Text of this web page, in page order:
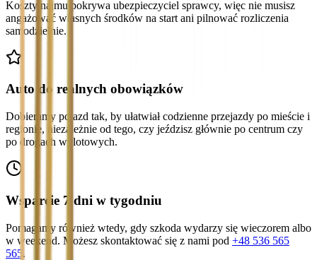
Koszty najmu pokrywa ubezpieczyciel sprawcy, więc nie musisz
angażować własnych środków na start ani pilnować rozliczenia
samodzielnie.
Auto do realnych obowiązków
Dobieramy pojazd tak, by ułatwiał codzienne przejazdy po mieście i
regionie, niezależnie od tego, czy jeździsz głównie po centrum czy
po drogach wylotowych.
Wsparcie 7 dni w tygodniu
Pomagamy również wtedy, gdy szkoda wydarzy się wieczorem albo
w weekend. Możesz skontaktować się z nami pod +48 536 565
565.